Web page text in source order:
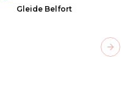
Gleide Belfort